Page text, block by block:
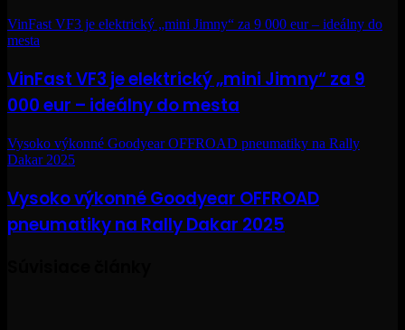
VinFast VF3 je elektrický „mini Jimny“ za 9 000 eur – ideálny do
mesta
VinFast VF3 je elektrický „mini Jimny“ za 9
000 eur – ideálny do mesta
Vysoko výkonné Goodyear OFFROAD pneumatiky na Rally
Dakar 2025
Vysoko výkonné Goodyear OFFROAD
pneumatiky na Rally Dakar 2025